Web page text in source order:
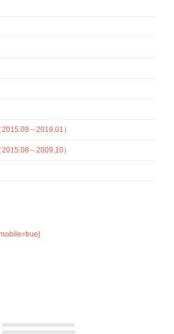
～2019.01）
～2009.10）